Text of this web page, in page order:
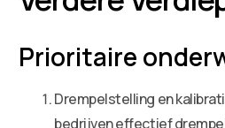
Prioritaire
Drempelstelling en
bedrijven effectief